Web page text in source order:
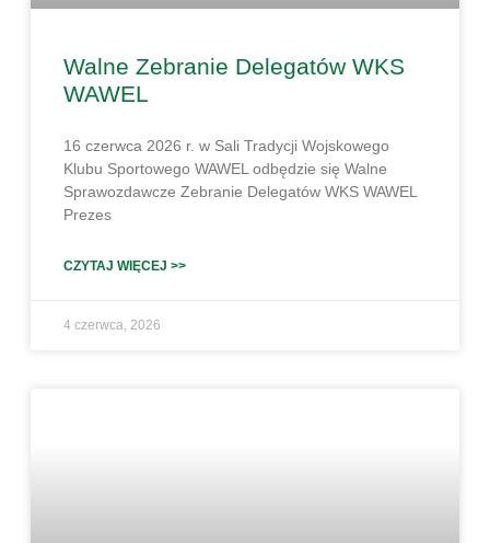
Walne Zebranie Delegatów WKS
WAWEL
16 czerwca 2026 r. w Sali Tradycji Wojskowego
Klubu Sportowego WAWEL odbędzie się Walne
Sprawozdawcze Zebranie Delegatów WKS WAWEL
Prezes
CZYTAJ WIĘCEJ >>
4 czerwca, 2026